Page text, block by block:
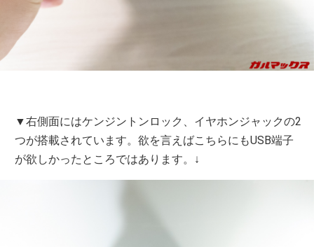
▼右側面にはケンジントンロック、イヤホンジャックの2
つが搭載されています。欲を言えばこちらにもUSB端子
が欲しかったところではあります。↓